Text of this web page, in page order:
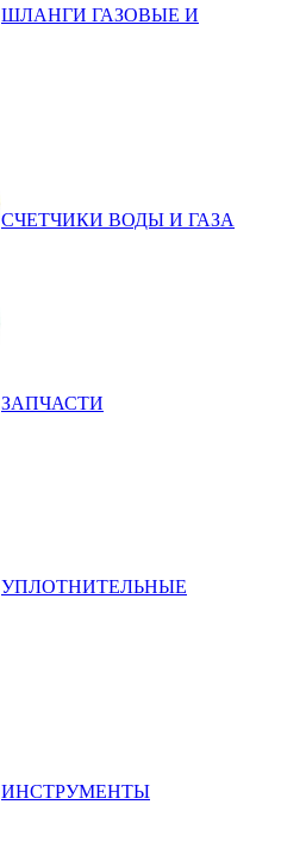
ШЛАНГИ ГАЗОВЫЕ И
СЧЕТЧИКИ ВОДЫ И ГАЗА
ЗАПЧАСТИ
УПЛОТНИТЕЛЬНЫЕ
ИНСТРУМЕНТЫ